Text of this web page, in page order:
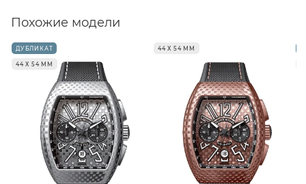
Похожие модели
ДУБЛИКАТ
44 Х 54 ММ
44 Х 54 ММ